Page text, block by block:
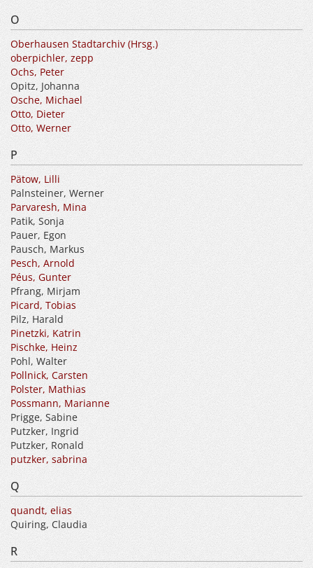
O
Oberhausen Stadtarchiv (Hrsg.)
oberpichler, zepp
Ochs, Peter
Opitz, Johanna
Osche, Michael
Otto, Dieter
Otto, Werner
P
Pätow, Lilli
Palnsteiner, Werner
Parvaresh, Mina
Patik, Sonja
Pauer, Egon
Pausch, Markus
Pesch, Arnold
Péus, Gunter
Pfrang, Mirjam
Picard, Tobias
Pilz, Harald
Pinetzki, Katrin
Pischke, Heinz
Pohl, Walter
Pollnick, Carsten
Polster, Mathias
Possmann, Marianne
Prigge, Sabine
Putzker, Ingrid
Putzker, Ronald
putzker, sabrina
Q
quandt, elias
Quiring, Claudia
R